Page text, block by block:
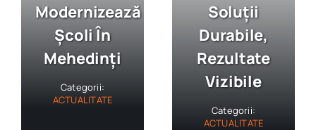
Modernizează
Școli În
Mehedinți
Categorii:
ACTUALITATE
Soluții
Durabile,
Rezultate
Vizibile
Categorii:
ACTUALITATE